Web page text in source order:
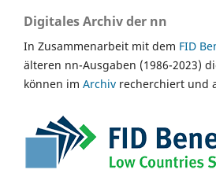
Digitales Archiv der nn
In Zusammenarbeit mit dem FID
älteren nn-Ausgaben (1986-2023)
können im Archiv recherchiert und